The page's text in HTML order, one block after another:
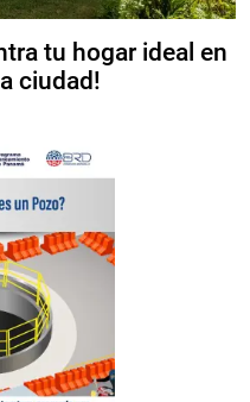
tu hogar ideal en
ciudad!